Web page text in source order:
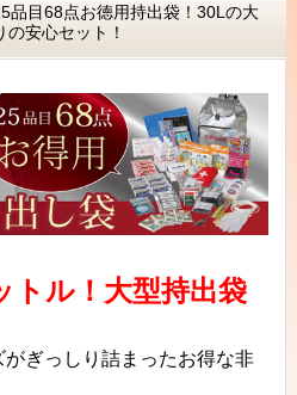
品目68点お徳用持出袋！30Lの大
安心セット！
トル！大型持出袋
ぎっしり詰まったお得な非